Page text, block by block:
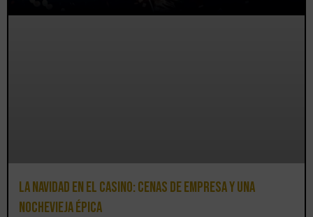
La Navidad en el Casino: cenas de empresa y una
Nochevieja épica